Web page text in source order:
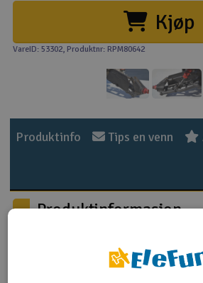
Modellbygging, LEGO &
Modelljernbane
Motor & tilbehør
Outlet
Raketter
Kjøp
VareID: 53302, Produktnr: RPM80642
Produktinfo Tips en venn
Produktinformasjon
80812 som er bakre A-armer på bilen.